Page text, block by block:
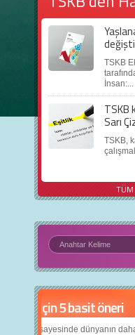
TSKB
İnsan:...
TSKB
Sarı
TSKB,
5 basit öneri
daha iyi
Daha iyi bir
Çocuklarımıza